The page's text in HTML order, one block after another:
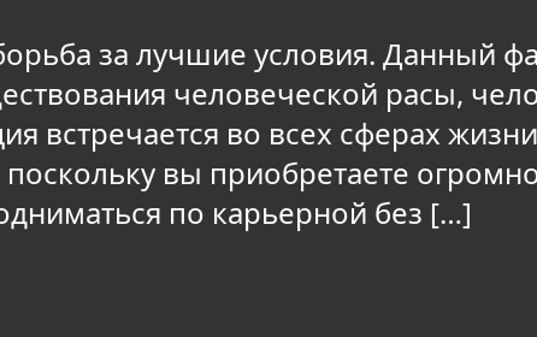
за лучшие условия. Данный
человеческой расы,
встречается во всех сферах
вы приобретаете
по карьерной без […]